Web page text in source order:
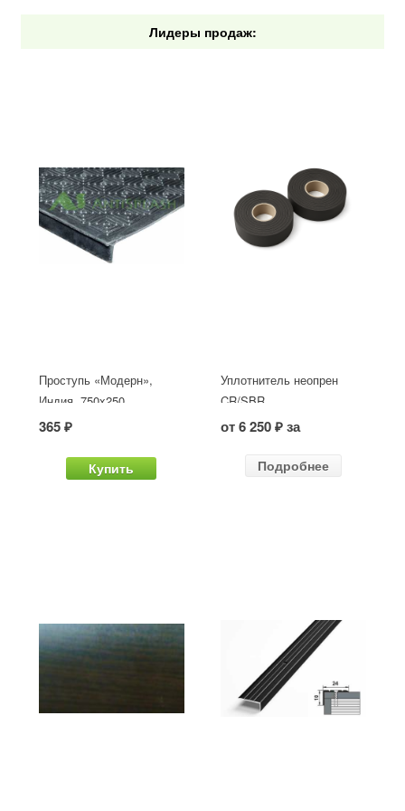
Лидеры продаж:
Проступь «Модерн»,
Индия, 750x250
365 ₽
Купить
Уплотнитель неопрен
CR/SBR
от 6 250 ₽ за
Подробнее